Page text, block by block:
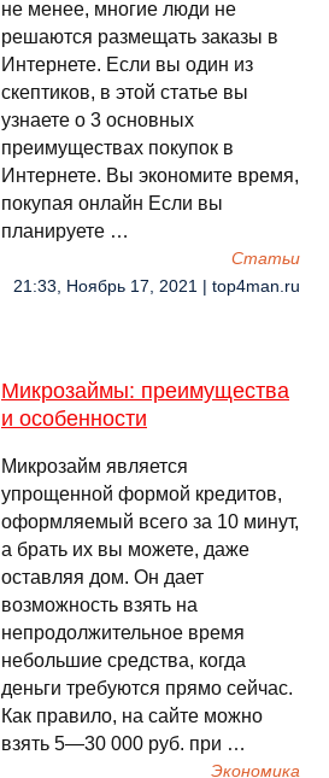
не менее, многие люди не
решаются размещать заказы в
Интернете. Если вы один из
скептиков, в этой статье вы
узнаете о 3 основных
преимуществах покупок в
Интернете. Вы экономите время,
покупая онлайн Если вы
планируете …
Cтатьи
21:33, Ноябрь 17, 2021 | top4man.ru
Микрозаймы: преимущества
и особенности
Микрозайм является
упрощенной формой кредитов,
оформляемый всего за 10 минут,
а брать их вы можете, даже
оставляя дом. Он дает
возможность взять на
непродолжительное время
небольшие средства, когда
деньги требуются прямо сейчас.
Как правило, на сайте можно
взять 5—30 000 руб. при …
Экономика